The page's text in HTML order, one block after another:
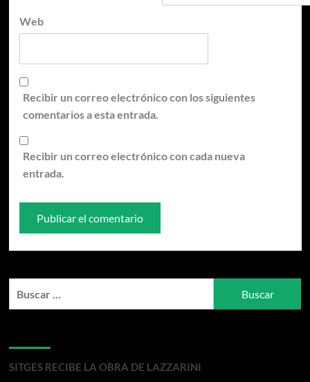
Web
Recibir un correo electrónico con los siguientes
comentarios a esta entrada.
Recibir un correo electrónico con cada nueva
entrada.
SITGES RECIBE LA OBRA DE LAZZARINI